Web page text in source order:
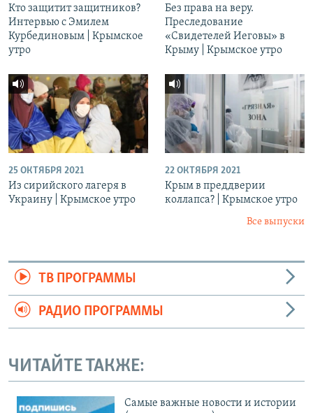
Кто защитит защитников?
Интервью с Эмилем
Курбединовым | Крымское
утро
Без права на веру.
Преследование
«Свидетелей Иеговы» в
Крыму | Крымское утро
25 ОКТЯБРЯ 2021
Из сирийского лагеря в
Украину | Крымское утро
22 ОКТЯБРЯ 2021
Крым в преддверии
коллапса? | Крымское утро
Все выпуски
ТВ ПРОГРАММЫ
РАДИО ПРОГРАММЫ
ЧИТАЙТЕ ТАКЖЕ:
Cамые важные новости и истории